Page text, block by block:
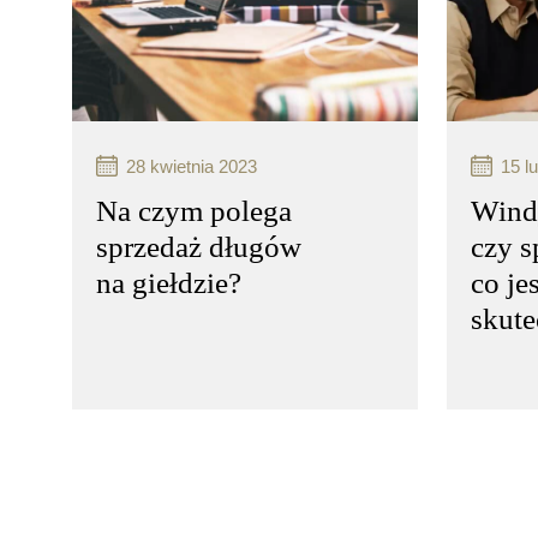
finansowych wobec
wierzyciela…
czytaj więcej.. czytaj
28 kwietnia 2023
Na czym polega
sprzedaż długów
na giełdzie?
15
czy
co
– co